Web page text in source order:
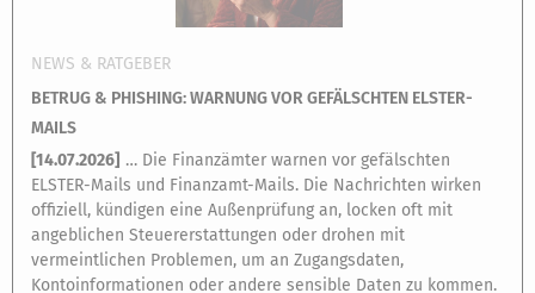
NEWS & RATGEBER
BETRUG & PHISHING: WARNUNG VOR GEFÄLSCHTEN ELSTER-
MAILS
[14.07.2026] … Die Finanzämter warnen vor gefälschten
ELSTER-Mails und Finanzamt-Mails. Die Nachrichten wirken
offiziell, kündigen eine Außenprüfung an, locken oft mit
angeblichen Steuererstattungen oder drohen mit
vermeintlichen Problemen, um an Zugangsdaten,
Kontoinformationen oder andere sensible Daten zu kommen.